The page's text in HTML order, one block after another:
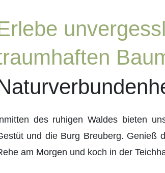
des ruhigen Waldes bieten
und die Burg Breuberg. Genieß
am Morgen und koch in der